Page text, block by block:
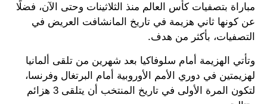
مباراة بتصفيات كأس العالم منذ الثلاثينات وحتى الآن، فضلًا
عن كونها ثاني هزيمة في تاريخ المانشافت العريض في
التصفيات، بأكثر من هدف.
وتأتي الهزيمة أمام سلوفاكيا بعد شهرين من تلقى ألمانيا
لهزيمتين في دوري الأمم الأوروبية أمام البرتغال وفرنسا،
لتكون المرة الأولى في تاريخ المنتخب أن يتلقى 3 هزائم